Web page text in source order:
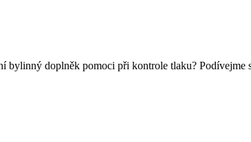
doplněk pomoci při kontrole tlaku? Podívejme